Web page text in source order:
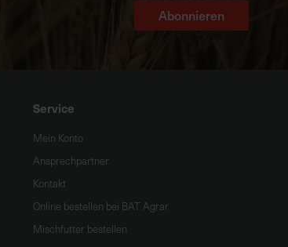
Abonnieren
Service
Mein Konto
Ansprechpartner
Kontakt
Online bestellen bei BAT Agrar
Mischfutter bestellen